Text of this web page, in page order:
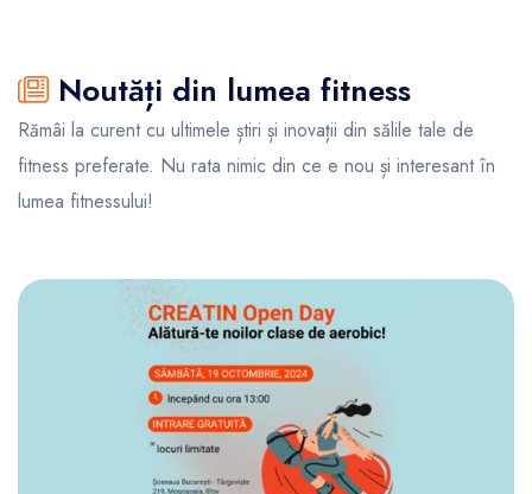
Noutăți din lumea fitness
Rămâi la curent cu ultimele știri și inovații din sălile tale de
fitness preferate. Nu rata nimic din ce e nou și interesant în
lumea fitnessului!